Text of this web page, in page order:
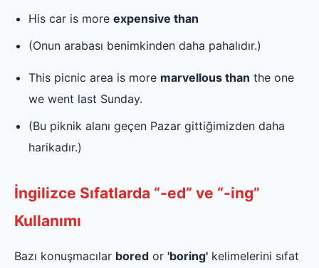
His car is more expensive than
(Onun arabası benimkinden daha pahalıdır.)
This picnic area is more marvellous than the one
we went last Sunday.
(Bu piknik alanı geçen Pazar gittiğimizden daha
harikadır.)
İngilizce Sıfatlarda “-ed” ve “-ing”
Kullanımı
Bazı konuşmacılar bored or 'boring' kelimelerini sıfat